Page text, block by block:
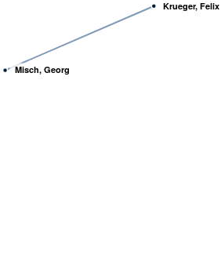
Misch, Georg
Krueger, Felix